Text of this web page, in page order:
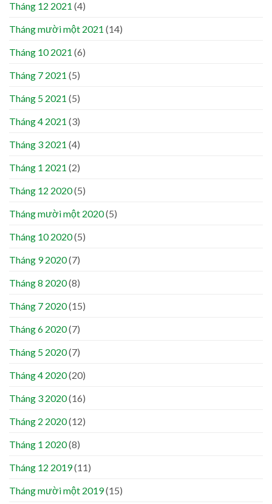
Tháng 12 2021 (4)
Tháng mười một 2021 (14)
Tháng 10 2021 (6)
Tháng 7 2021 (5)
Tháng 5 2021 (5)
Tháng 4 2021 (3)
Tháng 3 2021 (4)
Tháng 1 2021 (2)
Tháng 12 2020(5)
Tháng mười một 2020(5)
Tháng 10 2020(5)
Tháng 9 2020(7)
Tháng 8 2020(8)
Tháng 7 2020(15)
Tháng 6 2020(7)
Tháng 5 2020(7)
Tháng 4 2020(20)
Tháng 3 2020(16)
Tháng 2 2020(12)
Tháng 1 2020(8)
Tháng 12 2019(11)
Tháng mười một 2019(15)